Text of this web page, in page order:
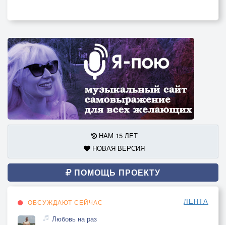
НАМ 15 ЛЕТ
НОВАЯ ВЕРСИЯ
ПОМОЩЬ ПРОЕКТУ
ОБСУЖДАЮТ СЕЙЧАС ЛЕНТА
Любовь на раз